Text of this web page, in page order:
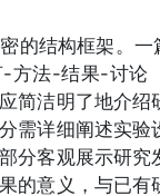
的结构框架。一
方法-结果-讨论
简洁明了地介绍
需详细阐述实验
分客观展示研究
的意义，与已有